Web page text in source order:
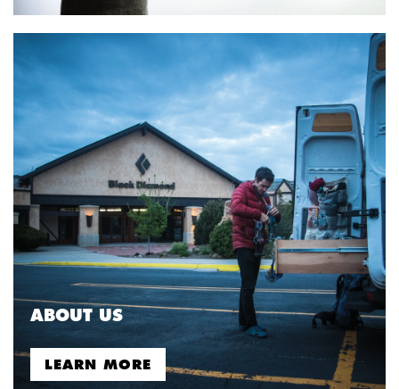
ABOUT US
LEARN MORE